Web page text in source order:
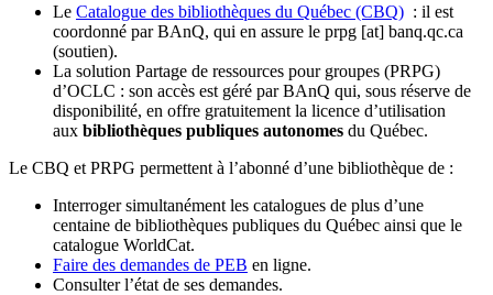
Le Catalogue des bibliothèques du Québec (CBQ) : il est
coordonné par BAnQ, qui en assure le prpg [at] banq.qc.ca
(soutien).
La solution Partage de ressources pour groupes (PRPG)
d’OCLC : son accès est géré par BAnQ qui, sous réserve de
disponibilité, en offre gratuitement la licence d’utilisation
aux bibliothèques publiques autonomes du Québec.
Le CBQ et PRPG permettent à l’abonné d’une bibliothèque de :
Interroger simultanément les catalogues de plus d’une
centaine de bibliothèques publiques du Québec ainsi que le
catalogue WorldCat.
Faire des demandes de PEB en ligne.
Consulter l’état de ses demandes.